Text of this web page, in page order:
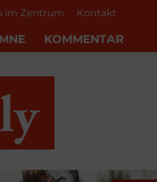
im Zentrum Kontakt
KOMMENTAR